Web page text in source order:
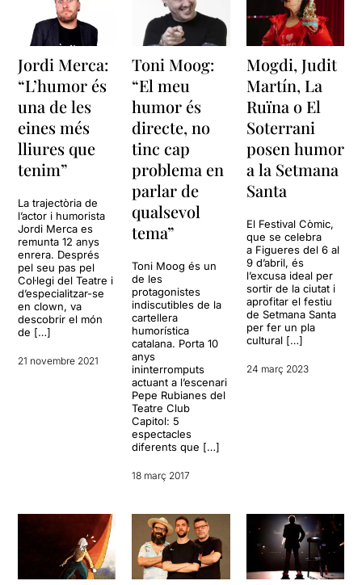
Jordi Merca:
“L’humor és
una de les
eines més
lliures que
tenim”
La trajectòria de
l’actor i humorista
Jordi Merca es
remunta 12 anys
enrera. Després
pel seu pas pel
Col·legi del Teatre i
d’especialitzar-se
en clown, va
descobrir el món
de […]
21 novembre 2021
Toni Moog:
“El meu
humor és
directe, no
tinc cap
problema en
parlar de
qualsevol
tema”
Toni Moog és un
de les
protagonistes
indiscutibles de la
cartellera
humorística
catalana. Porta 10
anys
ininterromputs
actuant a l’escenari
Pepe Rubianes del
Teatre Club
Capitol: 5
espectacles
diferents que […]
18 març 2017
Mogdi, Judit
Martín, La
Ruïna o El
Soterrani
posen humor
a la Setmana
Santa
El Festival Còmic,
que se celebra
a Figueres del 6 al
9 d’abril, és
l’excusa ideal per
sortir de la ciutat i
aprofitar el festiu
de Setmana Santa
per fer un pla
cultural […]
24 març 2023